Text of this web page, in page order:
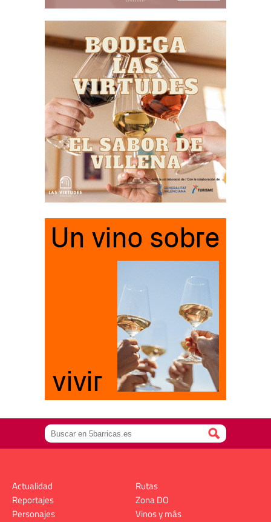
Actualidad
Reportajes
Personajes
Rutas
Zona DO
Vinos y más